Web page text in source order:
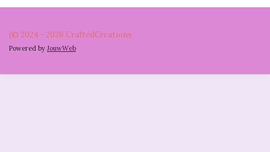
(© 2024 - 2026 CraftedCreations
Powered by JouwWeb